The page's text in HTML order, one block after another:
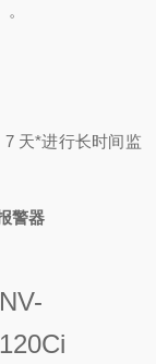
7 天*进行长时间监
警器
NV-
120Ci